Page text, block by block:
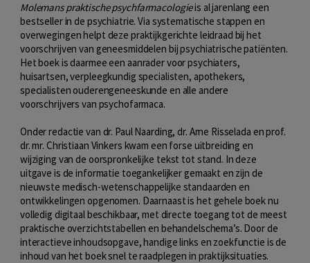
Molemans praktische psychfarmacologieis al jarenlang een
bestseller in de psychiatrie. Via systematische stappen en
overwegingen helpt deze praktijkgerichte leidraad bij het
voorschrijven van geneesmiddelen bij psychiatrische patiënten.
Het boek is daarmee een aanrader voor psychiaters,
huisartsen, verpleegkundig specialisten, apothekers,
specialisten ouderengeneeskunde en alle andere
voorschrijvers van psychofarmaca.
Onder redactie van dr. Paul Naarding, dr. Arne Risselada en prof.
dr. mr. Christiaan Vinkers kwam een forse uitbreiding en
wijziging van de oorspronkelĳke tekst tot stand. In deze
uitgave is de informatie toegankelijker gemaakt en zijn de
nieuwste medisch-wetenschappelijke standaarden en
ontwikkelingen opgenomen. Daarnaast is het gehele boek nu
volledig digitaal beschikbaar, met directe toegang tot de meest
praktische overzichtstabellen en behandelschema’s. Door de
interactieve inhoudsopgave, handige links en zoekfunctie is de
inhoud van het boek snel te raadplegen in praktijksituaties.